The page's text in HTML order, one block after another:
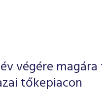
végére magára
tőkepiacon